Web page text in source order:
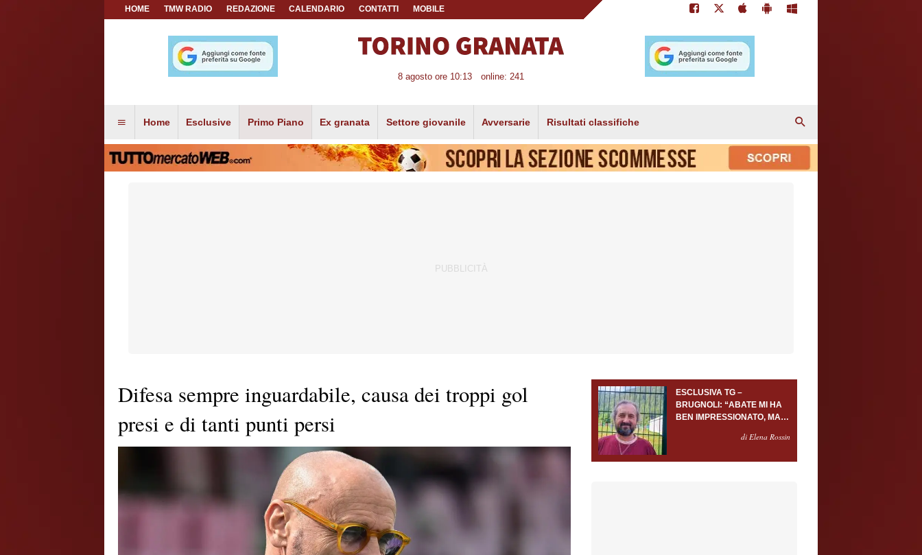
HOME TMW RADIO REDAZIONE CALENDARIO CONTATTI MOBILE
8 agosto ore 10:13 online: 241
Home Esclusive Primo Piano Ex granata Settore giovanile Avversarie Risultati classifiche
Difesa sempre inguardabile, causa dei troppi gol
presi e di tanti punti persi
ESCLUSIVA TG –
BRUGNOLI: “ABATE MI HA
BEN IMPRESSIONATO, MA
PORTIERE SERVONOdi Elena Rossin